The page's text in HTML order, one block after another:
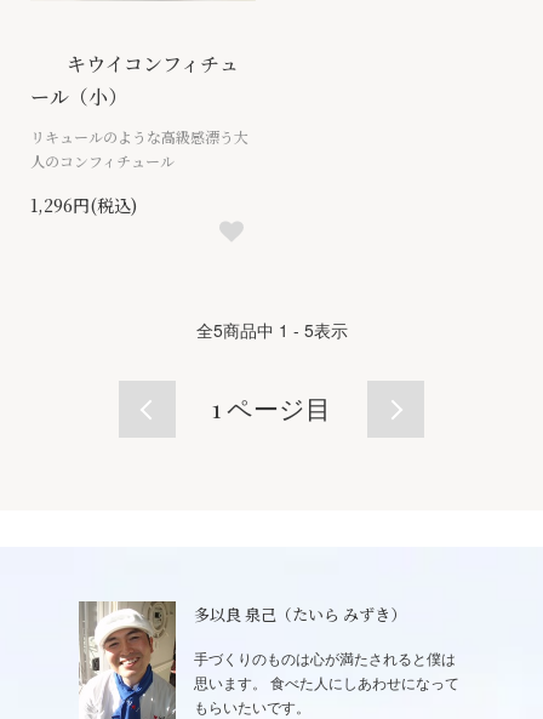
キウイコンフィチュ
ール（小）
リキュールのような高級感漂う大
人のコンフィチュール
1,296円(税込)
全5商品中 1 - 5表示
1 ページ目
多以良 泉己（たいら みずき）
手づくりのものは心が満たされると僕は
思います。 食べた人にしあわせになって
もらいたいです。